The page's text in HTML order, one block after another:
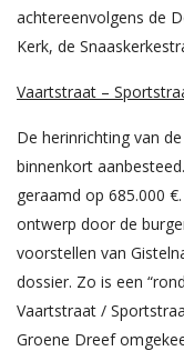
achtereenvolgens de
Kerk, de
Vaartstraat –
De herinrichting van
binnenkort
geraamd op 685.000
ontwerp door de
voorstellen van
dossier. Zo is een
Vaartstraat /
Groene Dreef